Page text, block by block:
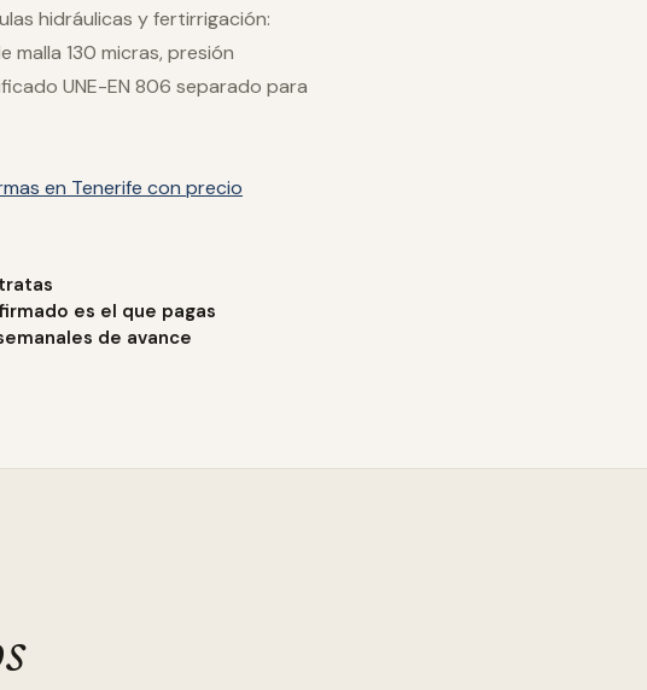
hidráulicas y fertirrigación:
130 micras, presión
UNE-EN 806 separado para
en Tenerife con precio
es el que pagas
de avance